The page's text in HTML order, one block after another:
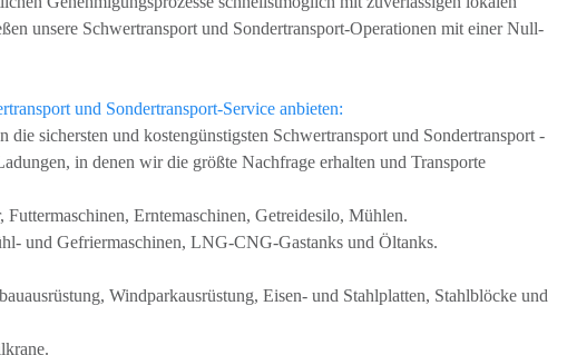
unsere Schwertransport und Sondertransport-Operationen mit einer Null-
und Sondertransport-Service anbieten:
sichersten und kostengünstigsten Schwertransport und Sondertransport -
in denen wir die größte Nachfrage erhalten und Transporte
Futtermaschinen, Erntemaschinen, Getreidesilo, Mühlen.
und Gefriermaschinen, LNG-CNG-Gastanks und Öltanks.
Windparkausrüstung, Eisen- und Stahlplatten, Stahlblöcke und